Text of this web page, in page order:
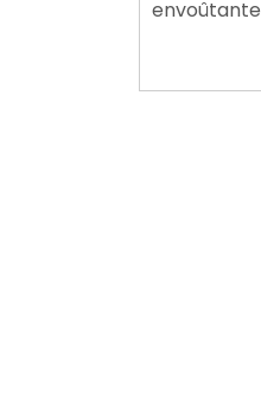
envoûtante